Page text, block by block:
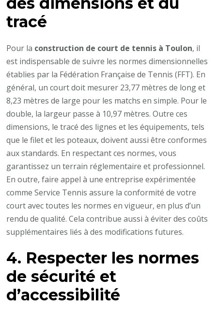
tracé
Pour la construction de court de tennis à Toulon, il
est indispensable de suivre les normes dimensionnelles
établies par la Fédération Française de Tennis (FFT). En
général, un court doit mesurer 23,77 mètres de long et
8,23 mètres de large pour les matchs en simple. Pour le
double, la largeur passe à 10,97 mètres. Outre ces
dimensions, le tracé des lignes et les équipements, tels
que le filet et les poteaux, doivent aussi être conformes
aux standards. En respectant ces normes, vous
garantissez un terrain réglementaire et professionnel.
En outre, faire appel à une entreprise expérimentée
comme Service Tennis assure la conformité de votre
court avec toutes les normes en vigueur, en plus d’un
rendu de qualité. Cela contribue aussi à éviter des coûts
supplémentaires liés à des modifications futures.
4. Respecter les normes
de sécurité et
d’accessibilité